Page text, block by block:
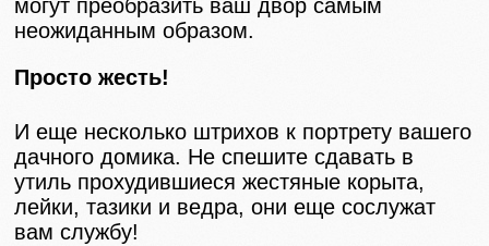
могут преобразить ваш двор самым
неожиданным образом.
Просто жесть!
И еще несколько штрихов к портрету вашего
дачного домика. Не спешите сдавать в
утиль прохудившиеся жестяные корыта,
лейки, тазики и ведра, они еще сослужат
вам службу!